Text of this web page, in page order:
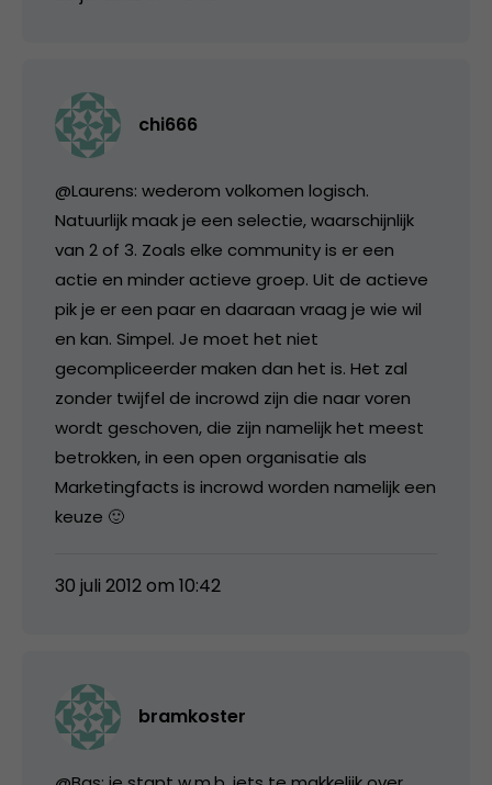
chi666
@Laurens: wederom volkomen logisch.
Natuurlijk maak je een selectie, waarschijnlijk
van 2 of 3. Zoals elke community is er een
actie en minder actieve groep. Uit de actieve
pik je er een paar en daaraan vraag je wie wil
en kan. Simpel. Je moet het niet
gecompliceerder maken dan het is. Het zal
zonder twijfel de incrowd zijn die naar voren
wordt geschoven, die zijn namelijk het meest
betrokken, in een open organisatie als
Marketingfacts is incrowd worden namelijk een
keuze 🙂
30 juli 2012 om 10:42
bramkoster